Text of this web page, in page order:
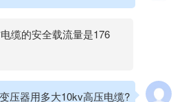
缆的安全载流量是176
压器用多大10kv高压电缆?